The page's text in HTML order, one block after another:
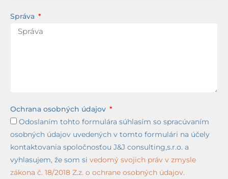
Správa
Ochrana osobných údajov
Odoslaním tohto formulára súhlasím so spracúvaním
osobných údajov uvedených v tomto formulári na účely
kontaktovania spoločnosťou J&J consulting,s.r.o. a
vyhlasujem, že som si vedomý svojich práv v zmysle
zákona č. 18/2018 Z.z. o ochrane osobných údajov.